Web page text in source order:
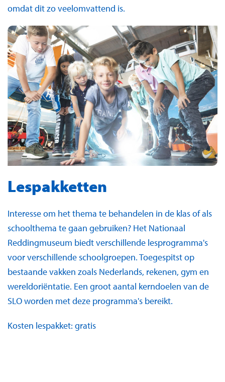
omdat dit zo veelomvattend is.
Lespakketten
Interesse om het thema te behandelen in de klas of als
schoolthema te gaan gebruiken? Het Nationaal
Reddingmuseum biedt verschillende lesprogramma's
voor verschillende schoolgroepen. Toegespitst op
bestaande vakken zoals Nederlands, rekenen, gym en
wereldoriëntatie. Een groot aantal kerndoelen van de
SLO worden met deze programma's bereikt.
Kosten lespakket: gratis